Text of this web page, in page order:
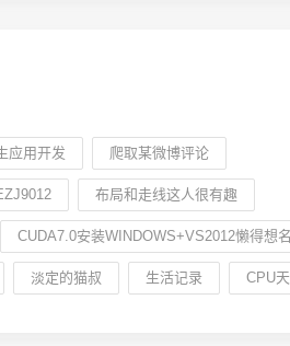
应用开发 爬取某微博评论
布局和走线这人很有趣
CUDA7.0安装WINDOWS+VS2012懒得想
淡定的猫叔 生活记录 CPU